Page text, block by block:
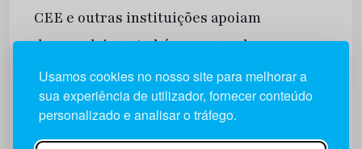
Usamos cookies no nosso site para melhorar a
sua experiência de utilizador, fornecer conteúdo
personalizado e analisar o tráfego.
CEE e outras instituições apoiam
desenvolvimento húngaro e polaco
Os ministros dos Negócios Estrangeiros da CEE
deverão analisar amanhã, em Conselho, no
Luxemburgo, o plano de assistência à Polónia e à
Hungria elaborado pela Comissão Europeia e